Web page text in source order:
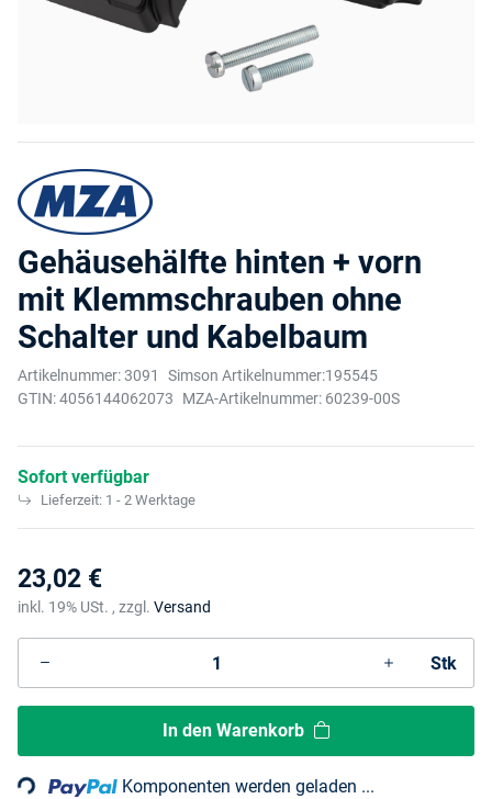
Gehäusehälfte hinten + vorn
mit Klemmschrauben ohne
Schalter und Kabelbaum
Artikelnummer:3091 Simson Artikelnummer:195545
GTIN:4056144062073 MZA-Artikelnummer: 60239-00S
Sofort verfügbar
Lieferzeit: 1 - 2 Werktage
23,02 €
inkl. 19% USt. , zzgl. Versand
Stk
In den Warenkorb
Loading... Komponenten werden geladen ...